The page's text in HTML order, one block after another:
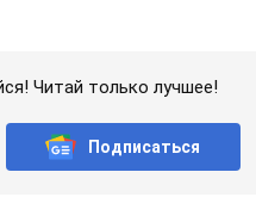
Читай только лучшее!
Подписаться